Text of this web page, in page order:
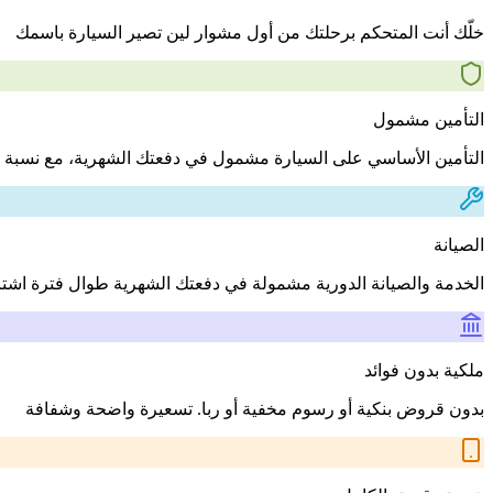
خلّك أنت المتحكم برحلتك من أول مشوار لين تصير السيارة باسمك
التأمين مشمول
التأمين الأساسي على السيارة مشمول في دفعتك الشهرية، مع
الصيانة
الخدمة والصيانة الدورية مشمولة في دفعتك الشهرية طوال فترة
ملكية بدون فوائد
بدون قروض بنكية أو رسوم مخفية أو ربا. تسعيرة واضحة وشفافة